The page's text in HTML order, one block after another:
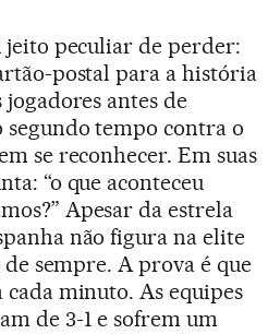
jeito peculiar de perder:
postal para a história
antes de
tempo contra o
se reconhecer. Em suas
“o que aconteceu
Apesar da estrela
não figura na elite
sempre. A prova é que
cada minuto. As equipes
de 3-1 e sofrem um